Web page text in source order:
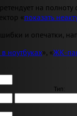
на
«показать
и опечатки,
ноутбуках», «ЖК-
Тип: